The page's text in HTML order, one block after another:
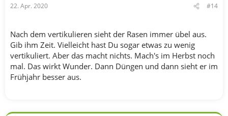
22. Apr. 2020 #14
Nach dem vertikulieren sieht der Rasen immer übel aus.
Gib ihm Zeit. Vielleicht hast Du sogar etwas zu wenig
vertikuliert. Aber das macht nichts. Mach's im Herbst noch
mal. Das wirkt Wunder. Dann Düngen und dann sieht er im
Frühjahr besser aus.